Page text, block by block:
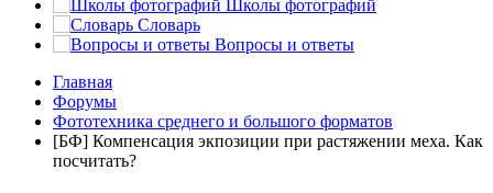
Школы фотографий
Словарь
Вопросы и ответы
Главная
Форумы
Фототехника среднего и большого форматов
[БФ] Компенсация экпозиции при растяжении меха. Как
посчитать?